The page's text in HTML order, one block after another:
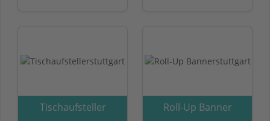
Tischaufsteller Roll-Up Banner